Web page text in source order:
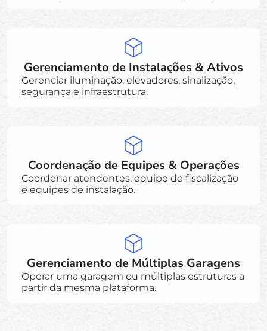
Gerenciamento de Instalações & Ativos
Gerenciar iluminação, elevadores, sinalização,
segurança e infraestrutura.
Coordenação de Equipes & Operações
Coordenar atendentes, equipe de fiscalização
e equipes de instalação.
Gerenciamento de Múltiplas Garagens
Operar uma garagem ou múltiplas estruturas a
partir da mesma plataforma.